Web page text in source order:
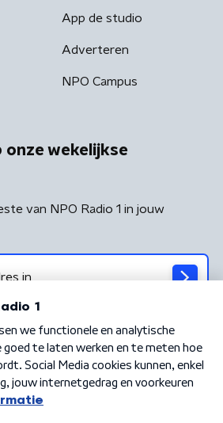
App de studio
Adverteren
NPO Campus
onze wekelijkse
van NPO Radio 1 in jouw
Privacybeleid